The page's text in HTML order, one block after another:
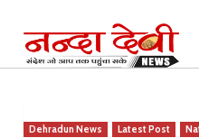
content
Dehradun News Latest Post